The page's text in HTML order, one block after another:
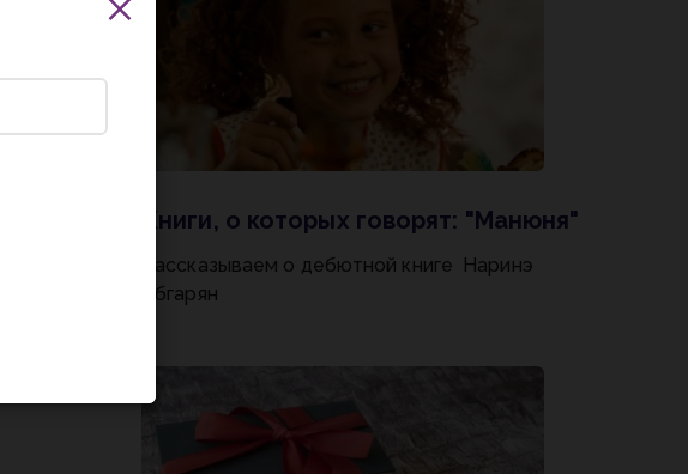
Книги, о которых говорят: "Манюня"
Рассказываем о дебютной книге Наринэ
Абгарян